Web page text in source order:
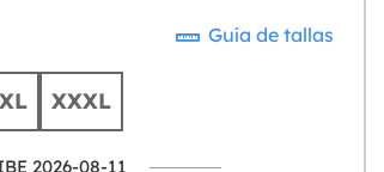
Guía de tallas
XXXL
2026-08-11